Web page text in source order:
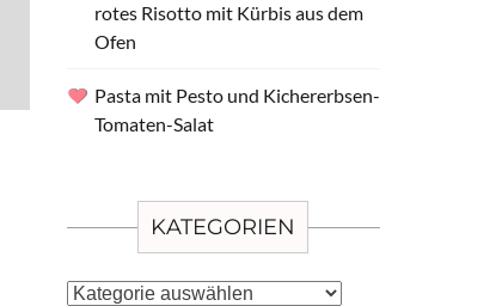
rotes Risotto mit Kürbis aus dem
Ofen
Pasta mit Pesto und Kichererbsen-
Tomaten-Salat
KATEGORIEN
Kategorien